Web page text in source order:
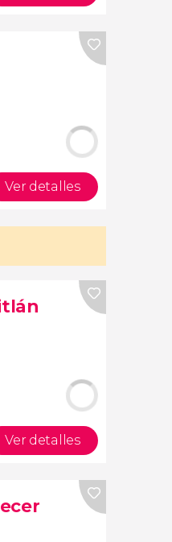
Ver detalles
Ver detalles